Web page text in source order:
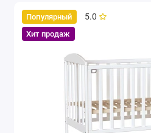
Популярный
Хит продаж
5.0